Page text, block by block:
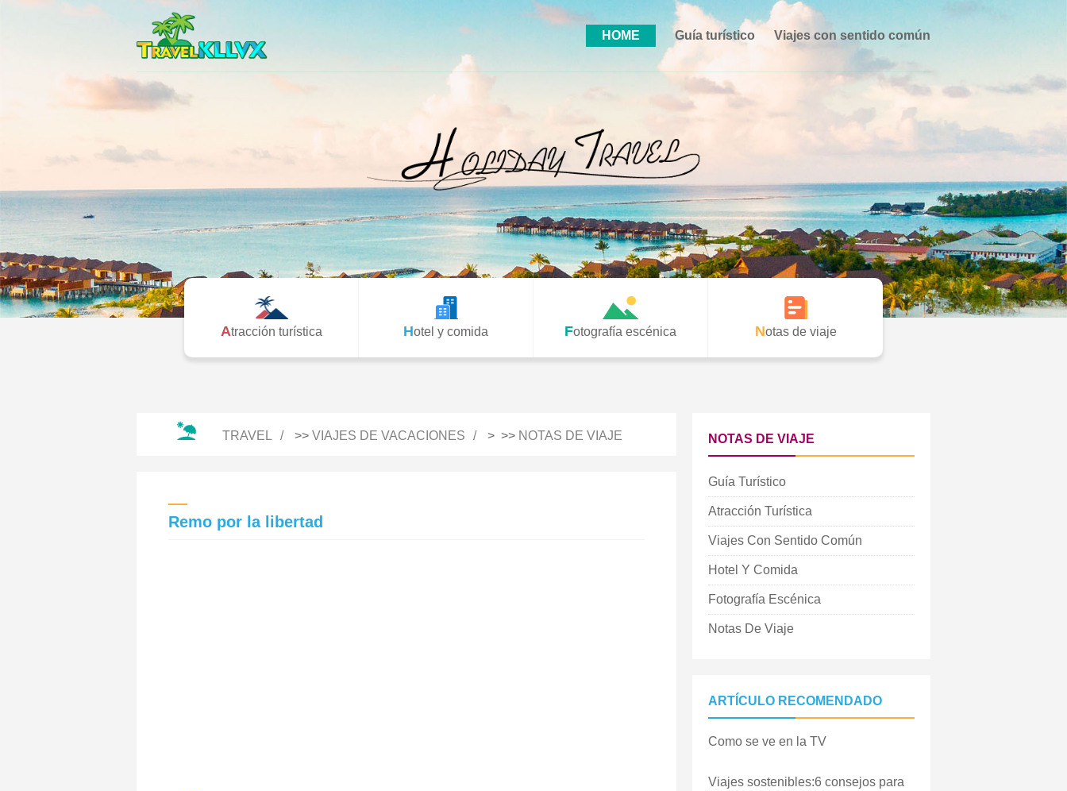
HOME Guía turístico Viajes con sentido común
Atracción turística Hotel y comida Fotografía escénica Notas de viaje
TRAVEL >> VIAJES DE VACACIONES > >> NOTAS DE VIAJE
Remo por la libertad
NOTAS DE VIAJE
Guía Turístico
Atracción Turística
Viajes Con Sentido Común
Hotel Y Comida
Fotografía Escénica
Notas De Viaje
ARTÍCULO RECOMENDADO
Como se ve en la TV
Viajes sostenibles:6 consejos para